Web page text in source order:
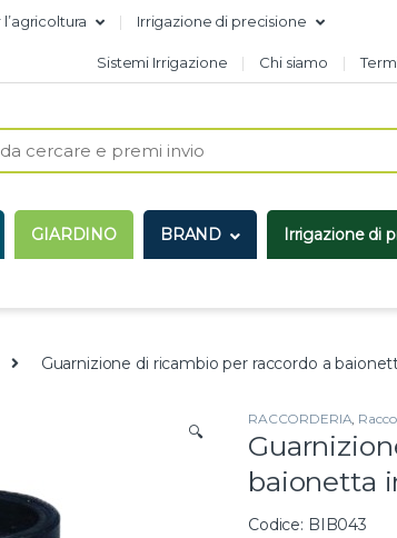
Irrigazione di precisione
Sistemi Irrigazione Chi siamo
GIARDINO BRAND Irrigazione di
Guarnizione di ricambio per raccordo a
🔍
RACCORDERIA
baionetta
Codice: BIB043